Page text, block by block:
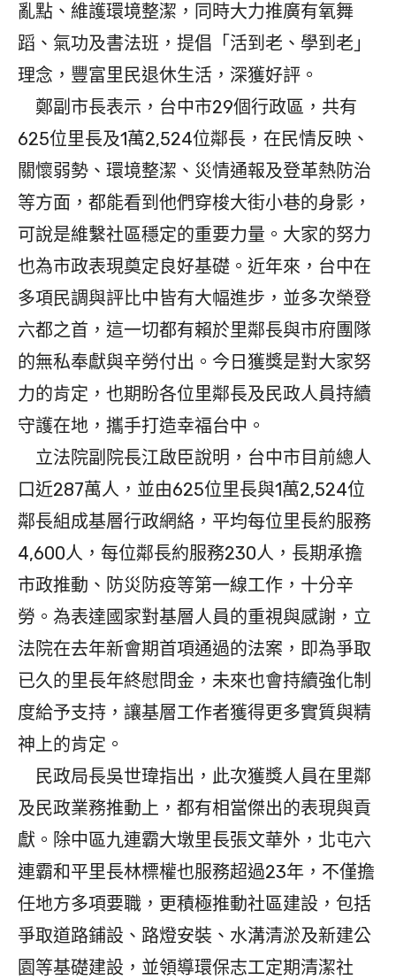
亂點、維護環境整潔，同時大力推廣有氧舞
蹈、氣功及書法班，提倡「活到老、學到老」
理念，豐富里民退休生活，深獲好評。
鄭副市長表示，台中市29個行政區，共有
625位里長及1萬2,524位鄰長，在民情反映、
關懷弱勢、環境整潔、災情通報及登革熱防治
等方面，都能看到他們穿梭大街小巷的身影，
可說是維繫社區穩定的重要力量。大家的努力
也為市政表現奠定良好基礎。近年來，台中在
多項民調與評比中皆有大幅進步，並多次榮登
六都之首，這一切都有賴於里鄰長與市府團隊
的無私奉獻與辛勞付出。今日獲獎是對大家努
力的肯定，也期盼各位里鄰長及民政人員持續
守護在地，攜手打造幸福台中。
立法院副院長江啟臣說明，台中市目前總人
口近287萬人，並由625位里長與1萬2,524位
鄰長組成基層行政網絡，平均每位里長約服務
4,600人，每位鄰長約服務230人，長期承擔
市政推動、防災防疫等第一線工作，十分辛
勞。為表達國家對基層人員的重視與感謝，立
法院在去年新會期首項通過的法案，即為爭取
已久的里長年終慰問金，未來也會持續強化制
度給予支持，讓基層工作者獲得更多實質與精
神上的肯定。
民政局長吳世瑋指出，此次獲獎人員在里鄰
及民政業務推動上，都有相當傑出的表現與貢
獻。除中區九連霸大墩里長張文華外，北屯六
連霸和平里長林標權也服務超過23年，不僅擔
任地方多項要職，更積極推動社區建設，包括
爭取道路鋪設、路燈安裝、水溝清淤及新建公
園等基礎建設，並領導環保志工定期清潔社